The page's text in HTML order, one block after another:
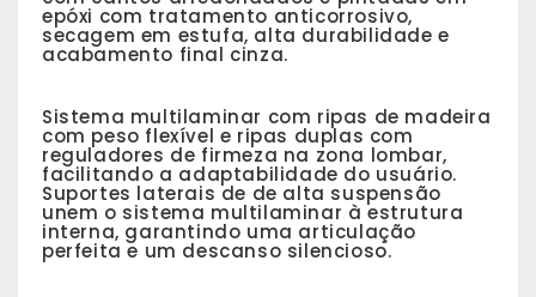
epóxi com tratamento anticorrosivo,
secagem em estufa, alta durabilidade e
acabamento final cinza.
Sistema multilaminar com ripas de madeira
com peso flexível e ripas duplas com
reguladores de firmeza na zona lombar,
facilitando a adaptabilidade do usuário.
Suportes laterais de de alta suspensão
unem o sistema multilaminar à estrutura
interna, garantindo uma articulação
perfeita e um descanso silencioso.